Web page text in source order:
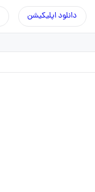
دانلود اپلیکیشن